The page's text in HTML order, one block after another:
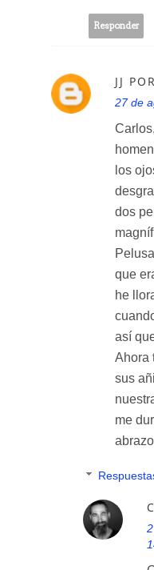
Responder
JJ
27 de
los
dos
que
he
así
Ahora
sus
me
abrazo